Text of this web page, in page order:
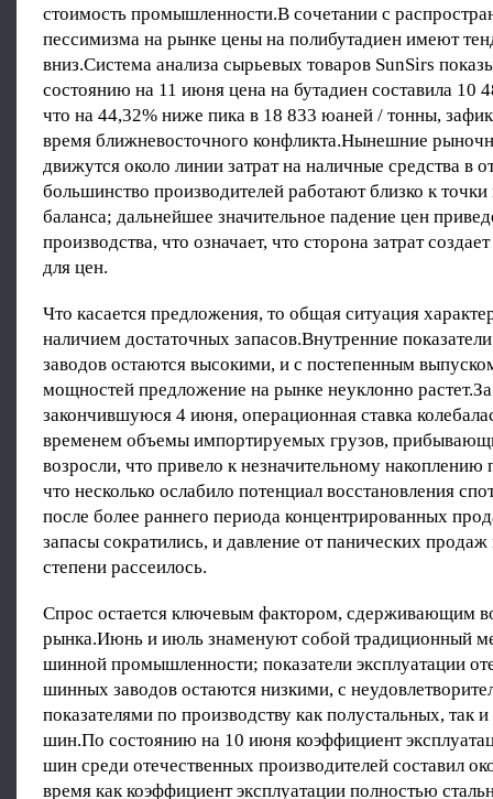
стоимость промышленности.В сочетании с
пессимизма на рынке цены на полибутадиен имеют
вниз.Система анализа сырьевых товаров SunSirs
состоянию на 11 июня цена на бутадиен составила 10
что на 44,32% ниже пика в 18 833 юаней / тонны,
время ближневосточного конфликта.Нынешние
движутся около линии затрат на наличные средства в
большинство производителей работают близко к
баланса; дальнейшее значительное падение цен
производства, что означает, что сторона затрат
для цен.
Что касается предложения, то общая ситуация
наличием достаточных запасов.Внутренние
заводов остаются высокими, и с постепенным
мощностей предложение на рынке неуклонно
закончившуюся 4 июня, операционная ставка
временем объемы импортируемых грузов,
возросли, что привело к незначительному накоплению
что несколько ослабило потенциал восстановления
после более раннего периода концентрированных
запасы сократились, и давление от панических продаж
степени рассеилось.
Спрос остается ключевым фактором, сдерживающим
рынка.Июнь и июль знаменуют собой традиционный
шинной промышленности; показатели эксплуатации
шинных заводов остаются низкими, с
показателями по производству как полустальных, так
шин.По состоянию на 10 июня коэффициент
шин среди отечественных производителей составил
время как коэффициент эксплуатации полностью